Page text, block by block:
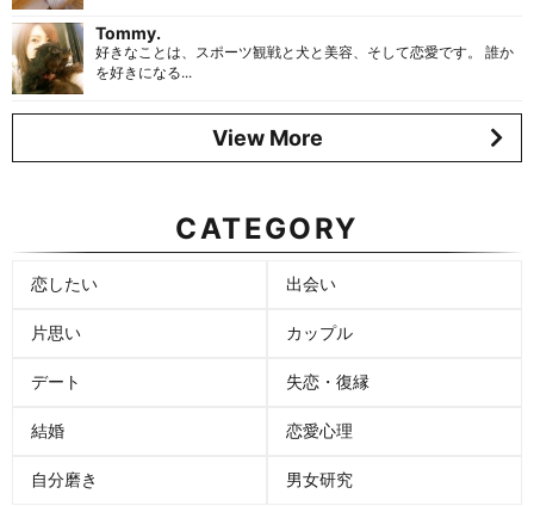
Tommy.
好きなことは、スポーツ観戦と犬と美容、そして恋愛です。 誰か
を好きになる...
View More
CATEGORY
恋したい 出会い
片思い カップル
デート 失恋・復縁
結婚 恋愛心理
自分磨き 男女研究